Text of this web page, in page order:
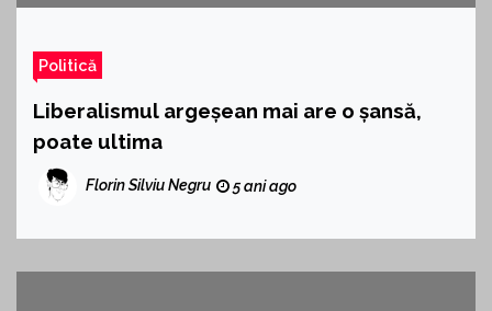
Politică
Liberalismul argeșean mai are o șansă,
poate ultima
Florin Silviu Negru 5 ani ago